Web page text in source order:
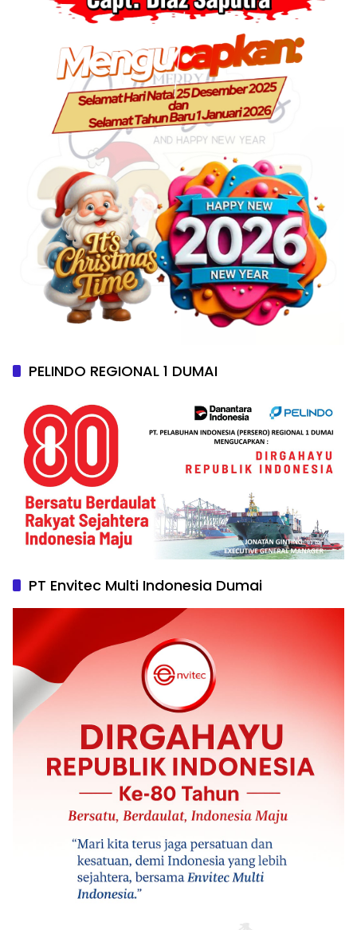
PELINDO REGIONAL 1 DUMAI
PT Envitec Multi Indonesia Dumai